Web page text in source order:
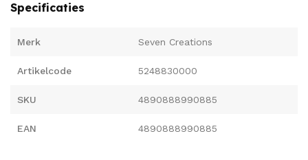
Specificaties
Merk Seven Creations
Artikelcode 5248830000
SKU 4890888990885
EAN 4890888990885